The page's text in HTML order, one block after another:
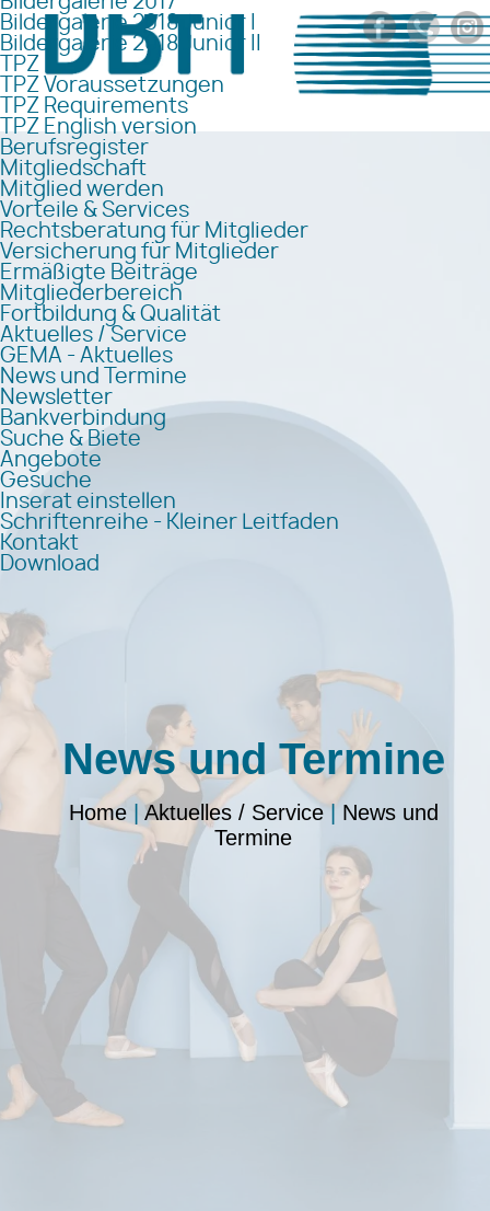
Bildergalerie 2018 Junior I
Bildergalerie 2018 Junior II
TPZ
TPZ Voraussetzungen
TPZ Requirements
TPZ English version
Berufsregister
Mitgliedschaft
Mitglied werden
Vorteile & Services
Rechtsberatung für Mitglieder
Versicherung für Mitglieder
Ermäßigte Beiträge
Mitgliederbereich
Fortbildung & Qualität
Aktuelles / Service
GEMA - Aktuelles
News und Termine
Newsletter
Bankverbindung
Suche & Biete
Angebote
Gesuche
Inserat einstellen
Schriftenreihe - Kleiner Leitfaden
Kontakt
Download
News und Termine
Home| Aktuelles / Service| News und
Termine